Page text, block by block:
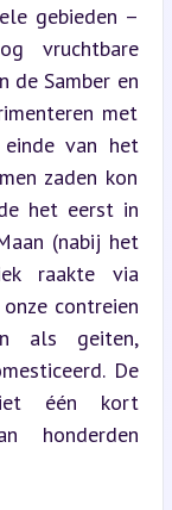
gebieden –
vruchtbare
de Samber en
met
van het
zaden kon
het eerst in
(nabij het
raakte via
contreien
als geiten,
De
één kort
honderden